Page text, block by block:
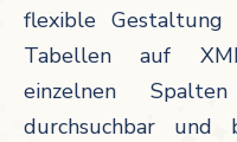
flexible Gestaltung
Tabellen auf
einzelnen
durchsuchbar und